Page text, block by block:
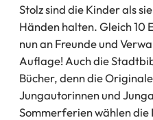
Stolz sind die Kinder als
Händen halten. Gleich 10
nun an Freunde und
Auflage! Auch die
Bücher, denn die
Jungautorinnen und
Sommerferien wählen die